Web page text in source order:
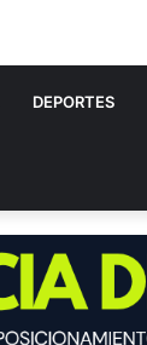
DEPORTES